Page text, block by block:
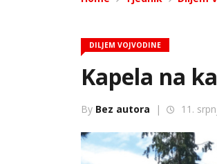
DILJEM VOJVODINE
Kapela na
By Bez autora | 11.